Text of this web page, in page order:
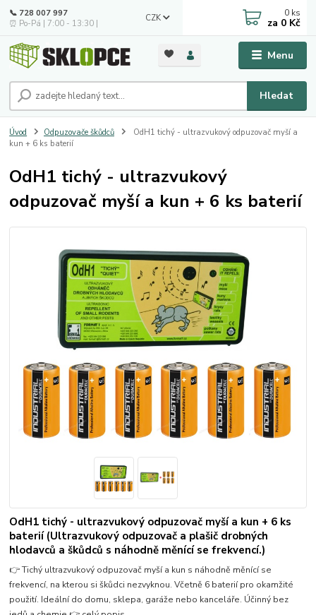
Menu
CZK
Hledat
📞 728 007 997
⏰ Po-Pá | 7:00 - 13:30 |
0 ks
za 0 Kč
Úvod Odpuzovače škůdců
OdH1 tichý - ultrazvukový odpuzovač myší a
kun + 6 ks baterií
OdH1 tichý - ultrazvukový
odpuzovač myší a kun + 6 ks baterií
OdH1 tichý - ultrazvukový odpuzovač myší a kun + 6 ks
baterií (Ultrazvukový odpuzovač a plašič drobných
hlodavců a škůdců s náhodně měnící se frekvencí.)
👉 Tichý ultrazvukový odpuzovač myší a kun s náhodně měnící se
frekvencí, na kterou si škůdci nezvyknou. Včetně 6 baterií pro okamžité
použití. Ideální do domu, sklepa, garáže nebo kanceláře. Účinný bez